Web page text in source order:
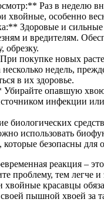
Раз в неделю
хвойные, особенно
Здоровые и сильные
и вредителям.
обрезку.
покупке новых
недель,
в их здоровье.
опавшую хвою
инфекции
биологических
использовать
безопасны
реакция –
проблему, тем легче и
красавцы
своей пышной хвоей за